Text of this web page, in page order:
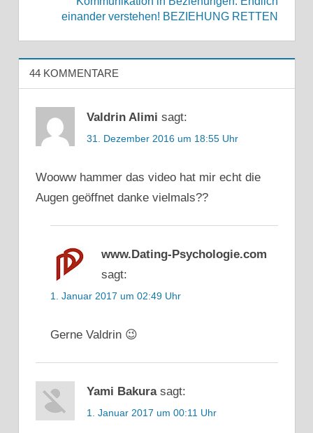
EX FREUNDIN
ZURÜCK
EX ZURÜCK
BEKOMMEN
EX
ZURÜCK
EX
ZURÜCK
EX
TIPPS
EX-
FREUNDIN
FREUNDIN
ZURÜCK
EROBERN
EXFREUNDIN
einander verstehen! BEZIEHUNG RETTEN
44 KOMMENTARE
Valdrin Alimi sagt:
31. Dezember 2016 um 18:55 Uhr
Wooww hammer das video hat mir echt die
Augen geöffnet danke vielmals??
www.Dating-Psychologie.com
sagt:
1. Januar 2017 um 02:49 Uhr
Gerne Valdrin 😉
Yami Bakura sagt:
1. Januar 2017 um 00:11 Uhr